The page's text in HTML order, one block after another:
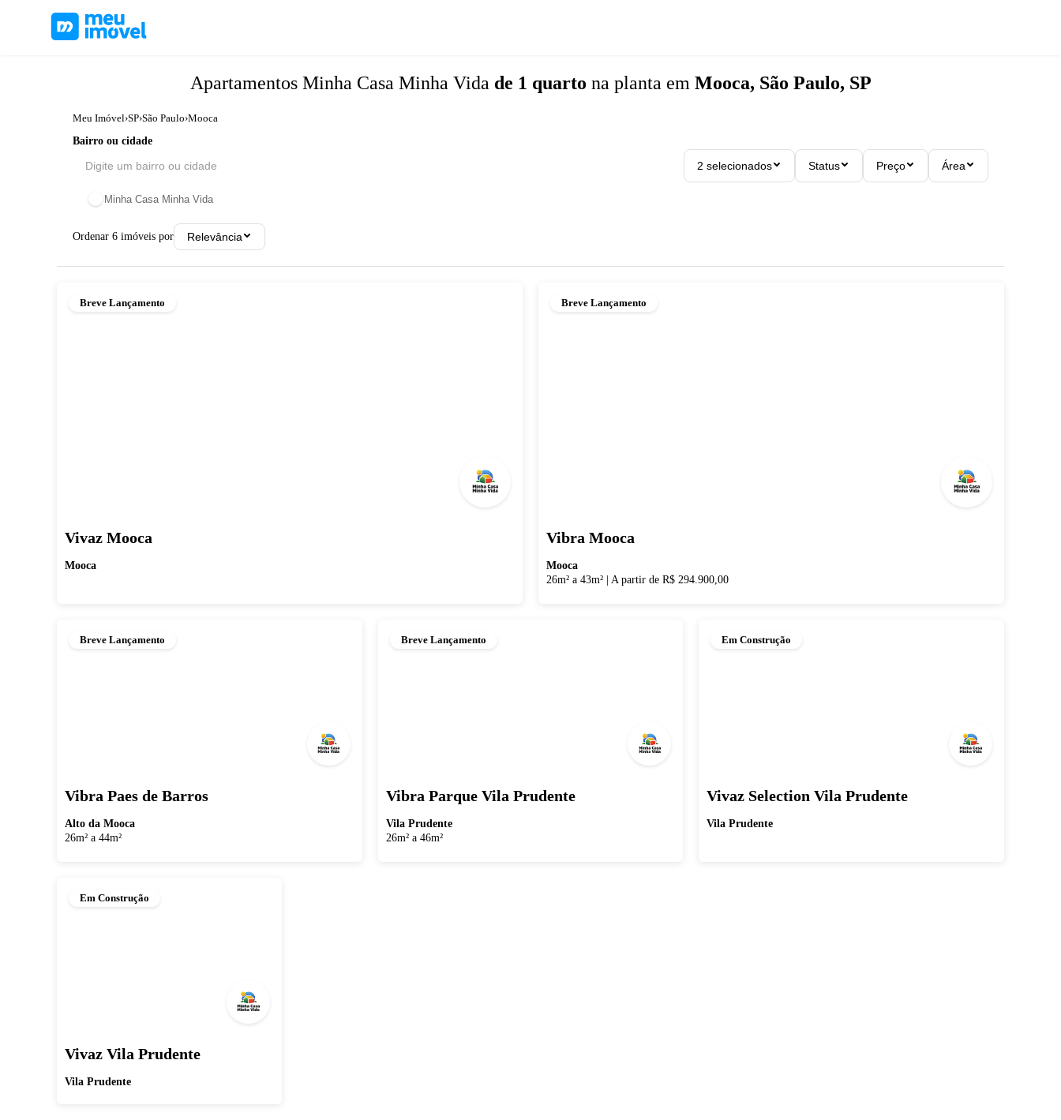
Apartamentos Minha Casa Minha Vida de 1 quarto na planta em Mooca, São Paulo, SP
Meu Imóvel›SP›São Paulo›Mooca
Bairro ou cidade
2 selecionados Status Preço Área
Minha Casa Minha Vida
Ordenar 6 imóveis por Relevância
Breve Lançamento
Vivaz Mooca
Mooca
Breve Lançamento
Vibra Mooca
Mooca
26m² a 43m²| A partir de R$ 294.900,00
Breve Lançamento
Vibra Paes de Barros
Alto da Mooca
26m² a 44m²
Breve Lançamento
Vibra Parque Vila Prudente
Vila Prudente
26m² a 46m²
Em Construção
Vivaz Selection Vila Prudente
Vila Prudente
Em Construção
Vivaz Vila Prudente
Vila Prudente